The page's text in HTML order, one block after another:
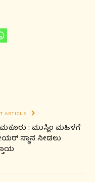
ARTICLE
: ಮುಸ್ಲಿಂ ಮಹಿಳೆಗೆ
ಸ್ಥಾನ ನೀಡಲು